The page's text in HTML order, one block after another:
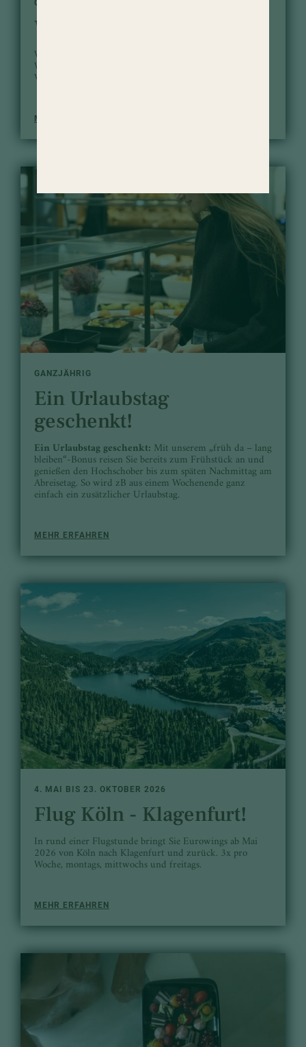
GANZJÄHRIG
Wellness Zuckerl
Willkommensgruß mit Teeset für entspannte
Wohlfühlmomente. 30 Euro Wertgutschein für eine
Verwöhnbehandlung nach Wahl.
MEHR ERFAHREN
GANZJÄHRIG
Ein Urlaubstag
geschenkt!
Ein Urlaubstag geschenkt: Mit unserem „früh da – lang
bleiben“-Bonus reisen Sie bereits zum Frühstück an und
genießen den Hochschober bis zum späten Nachmittag am
Abreisetag. So wird zB aus einem Wochenende ganz
einfach ein zusätzlicher Urlaubstag.
MEHR ERFAHREN
4. MAI BIS 23. OKTOBER 2026
Flug Köln - Klagenfurt!
In rund einer Flugstunde bringt Sie Eurowings ab Mai
2026 von Köln nach Klagenfurt und zurück. 3x pro
Woche, montags, mittwochs und freitags.
MEHR ERFAHREN